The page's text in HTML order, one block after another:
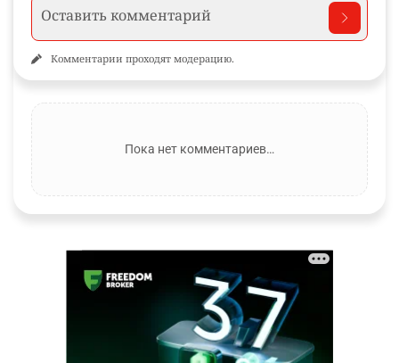
Комментарии проходят модерацию.
Пока нет комментариев…